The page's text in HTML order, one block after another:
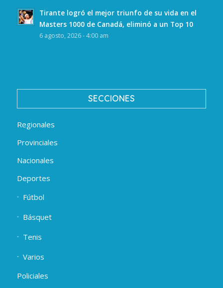
Tirante logró el mejor triunfo de su vida en el
Masters 1000 de Canadá, eliminó a un Top 10
6 agosto, 2026 - 4:00 am
SECCIONES
Regionales
Provinciales
Nacionales
Deportes
Fútbol
Básquet
Tenis
Varios
Policiales